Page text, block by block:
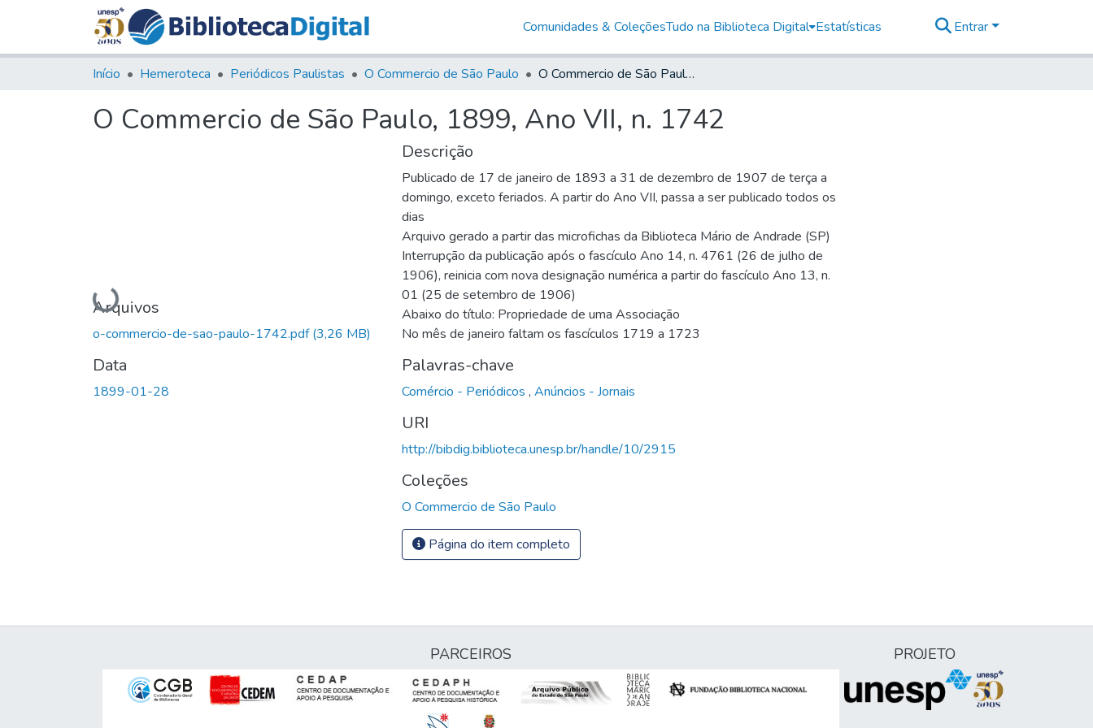
Comunidades & ColeçõesTudo na Biblioteca Digital Estatísticas Entrar
Início Hemeroteca Periódicos Paulistas O Commercio de São Paulo O Commercio de São Paulo, 1899, Ano VII, n. 1742
O Commercio de São Paulo, 1899, Ano VII, n. 1742
Carregando...
Arquivos
o-commercio-de-sao-paulo-1742.pdf(3,26 MB)
Data
1899-01-28
Descrição
Publicado de 17 de janeiro de 1893 a 31 de dezembro de 1907 de terça a
domingo, exceto feriados. A partir do Ano VII, passa a ser publicado todos os
dias
Arquivo gerado a partir das microfichas da Biblioteca Mário de Andrade (SP)
Interrupção da publicação após o fascículo Ano 14, n. 4761 (26 de julho de
1906), reinicia com nova designação numérica a partir do fascículo Ano 13, n.
01 (25 de setembro de 1906)
Abaixo do título: Propriedade de uma Associação
No mês de janeiro faltam os fascículos 1719 a 1723
Palavras-chave
Comércio - Periódicos , Anúncios - Jornais
URI
http://bibdig.biblioteca.unesp.br/handle/10/2915
Coleções
O Commercio de São Paulo
Página do item completo
PARCEIROS PROJETO